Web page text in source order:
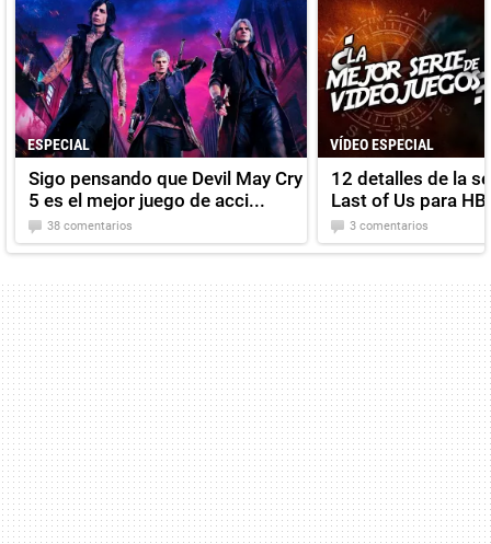
ESPECIAL
Sigo pensando que Devil May Cry
5 es el mejor juego de acci...
38 comentarios
VÍDEO ESPECIAL
12 detalles de la
Last of Us para
3 comentarios